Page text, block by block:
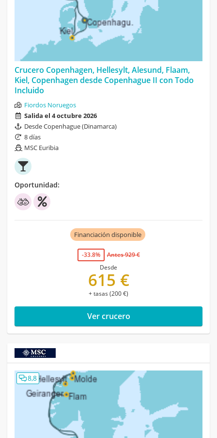
Crucero Copenhagen, Hellesylt, Alesund, Flaam,
Kiel, Copenhagen desde Copenhague II con Todo
Incluido
Fiordos Noruegos
Salida el 4 octubre 2026
Desde Copenhague (Dinamarca)
8 días
MSC Euribia
Oportunidad:
Financiación disponible
-33.8%
Antes 929 €
Desde
615 €
+ tasas (200 €)
Ver crucero
8,8